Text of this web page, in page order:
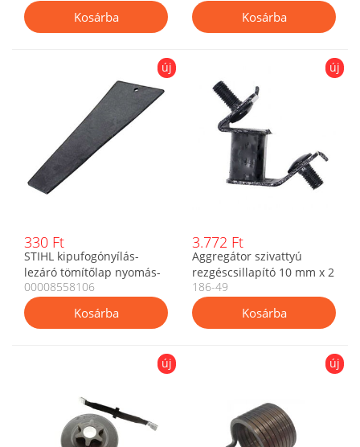
új
330 Ft
STIHL kipufogónyílás-
lezáró tömítőlap nyomás-
és vákuumvizsgálathoz
0000 855 8106
00008558106
új
3.772 Ft
Aggregátor szivattyú
rezgéscsillapító 10 mm x 2
menet - 2 db os szett
186-49
új új